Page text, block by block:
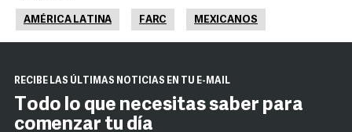
AMÉRICA LATINA FARC MEXICANOS
RECIBE LAS ÚLTIMAS NOTICIAS EN TU E-MAIL
Todo lo que necesitas saber para
comenzar tu día